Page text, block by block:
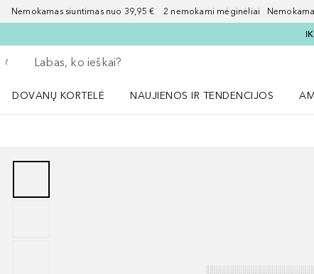
Nemokamas siuntimas nuo 39,95 € 2 nemokami mėginėliai
Grįžk atgal
Vykdykite paiešką
DOVANŲ KORTELĖ
NAUJIENOS IR TENDENCIJOS